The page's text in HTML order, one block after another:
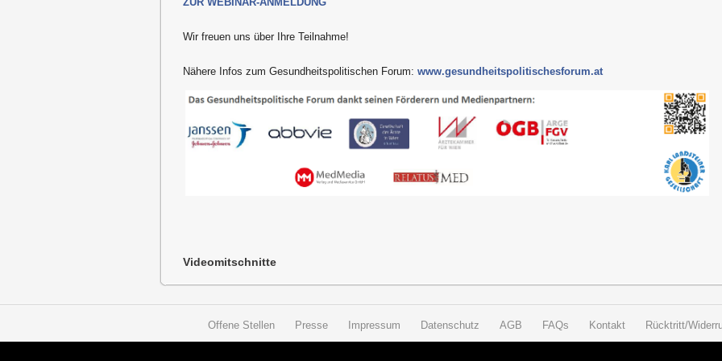
Wir freuen uns über Ihre Teilnahme!
Nähere Infos zum Gesundheitspolitischen Forum: www.gesundheitspolitischesforum.at
Videomitschnitte
Offene Stellen Presse Impressum Datenschutz AGB FAQs Kontakt Rücktritt/